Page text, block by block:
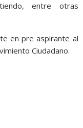
entre otras
en pre aspirante al
Ciudadano.